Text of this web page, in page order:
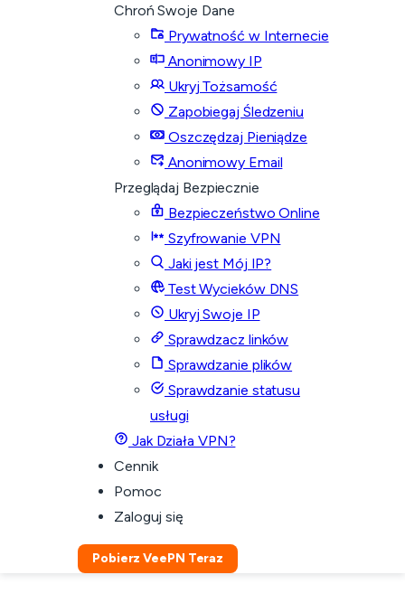
Chroń Swoje Dane
Prywatność w Internecie
Anonimowy IP
Ukryj Tożsamość
Zapobiegaj Śledzeniu
Oszczędzaj Pieniądze
Anonimowy Email
Przeglądaj Bezpiecznie
Bezpieczeństwo Online
Szyfrowanie VPN
Jaki jest Mój IP?
Test Wycieków DNS
Ukryj Swoje IP
Sprawdzacz linków
Sprawdzanie plików
Sprawdzanie statusu
usługi
Jak Działa VPN?
Cennik
Pomoc
Zaloguj się
Pobierz VeePN Teraz